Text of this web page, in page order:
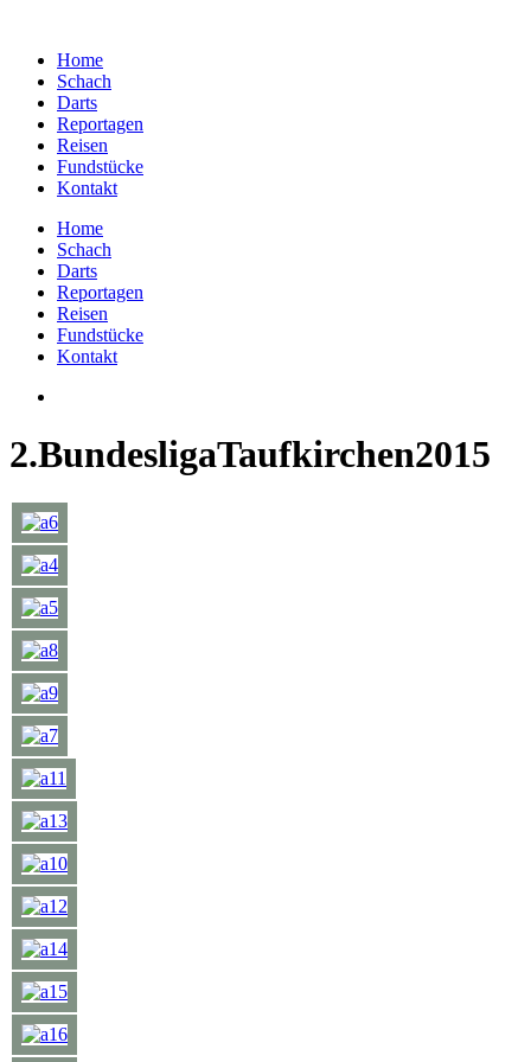
Home
Schach
Darts
Reportagen
Reisen
Fundstücke
Kontakt
Home
Schach
Darts
Reportagen
Reisen
Fundstücke
Kontakt
2.BundesligaTaufkirchen2015